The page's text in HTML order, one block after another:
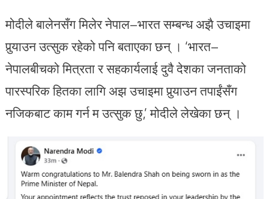
मोदीले बालेनसँग मिलेर नेपाल–भारत सम्बन्ध अझै उचाइमा
पुर्‍याउन उत्सुक रहेको पनि बताएका छन् । ‘भारत–
नेपालबीचको मित्रता र सहकार्यलाई दुवै देशका जनताको
पारस्परिक हितका लागि अझ उचाइमा पुर्‍याउन तपाईंसँग
नजिकबाट काम गर्न म उत्सुक छु,’ मोदीले लेखेका छन् ।